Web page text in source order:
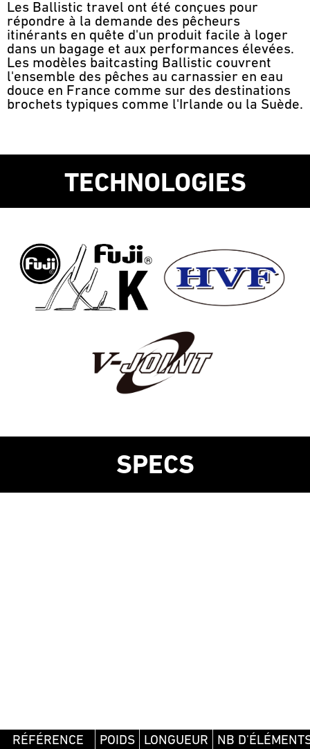
Les Ballistic travel ont été conçues pour
répondre à la demande des pêcheurs
itinérants en quête d'un produit facile à loger
dans un bagage et aux performances élevées.
Les modèles baitcasting Ballistic couvrent
l'ensemble des pêches au carnassier en eau
douce en France comme sur des destinations
brochets typiques comme l'Irlande ou la Suède.
TECHNOLOGIES
SPECS
RÉFÉRENCE POIDS LONGUEUR NB